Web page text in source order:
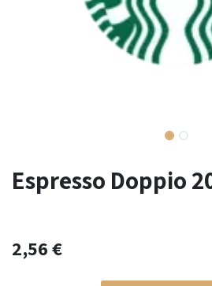
Espresso Doppio
2,56€